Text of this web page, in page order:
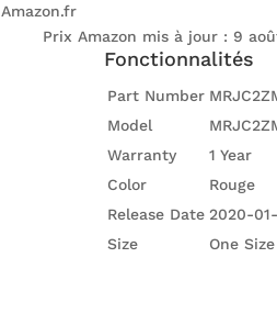
Amazon.fr
Prix ​​Amazon mis à jour : 9
Fonctionnalités
Part Number
Model
Warranty
1 Year
Color
Rouge
Release Date 2020-
Size
One Size